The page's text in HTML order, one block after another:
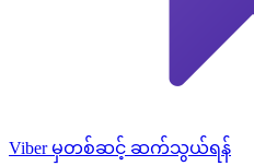
Viber မှတစ်ဆင့် ဆက်သွယ်ရန်